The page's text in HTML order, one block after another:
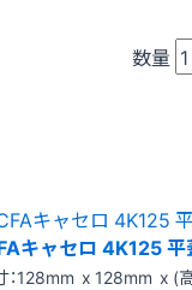
数量
キャセロ 4K125
：128mm x 128mm x (